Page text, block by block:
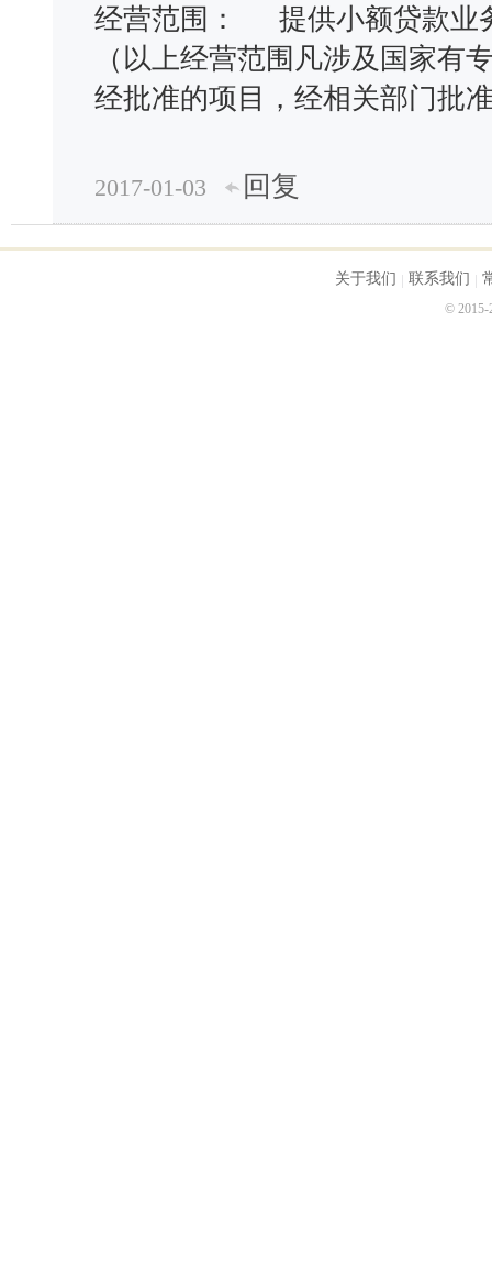
经营范围：
提供小额贷款业
（以上经营范围凡涉及国家有
经批准的项目，经相关部门批
2017-01-03 回复
关于我们 联系我们
© 2015-